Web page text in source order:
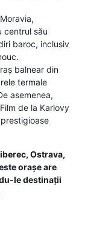
centrul său
baroc, inclusiv
balnear din
termale
asemenea,
de la Karlovy
Ostrava,
orașe are
le destinații